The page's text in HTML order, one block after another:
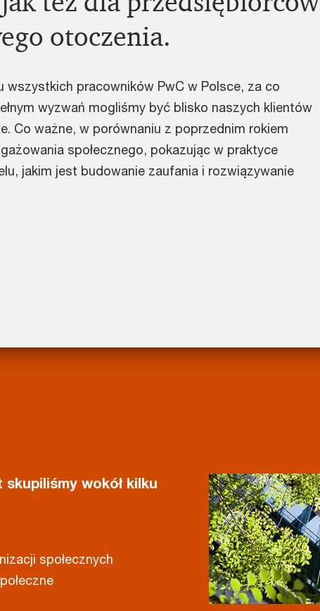
otoczenia.
wszystkich pracowników PwC w Polsce, za co
wyzwań mogliśmy być blisko naszych klientów
Co ważne, w porównaniu z poprzednim rokiem
społecznego, pokazując w praktyce
jakim jest budowanie zaufania i rozwiązywanie
wokół kilku
społecznych